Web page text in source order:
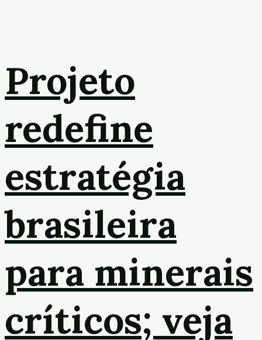
Projeto
redefine
estratégia
brasileira
para minerais
críticos; veja